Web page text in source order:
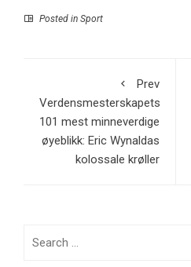
Posted in Sport
Prev
Verdensmesterskapets
101 mest minneverdige
øyeblikk: Eric Wynaldas
kolossale krøller